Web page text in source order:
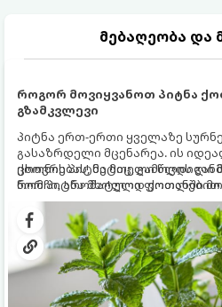
მებაღეობა და
როგორ მოვიყვანოთ პიტნა
გზამკვლევი
პიტნა ერთ-ერთი ყველაზე
გასაზრდელი მცენარეა. ის
ცხოვრებას, მეტიც, გამოცდილი
რომ პიტნა მხოლოდ ქოთანში
გრუნტში (ბაღში) დარგვისას ის
სწრაფად ვრცელდება და სხვა
ქოთნის პიტნა მთელი წლის
ნორჩი, არომატული ფოთლებით
კერძებისთვის.